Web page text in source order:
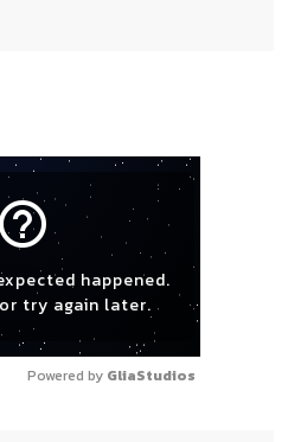
help_outline
happened.
try again later.
Powered by GliaStudios